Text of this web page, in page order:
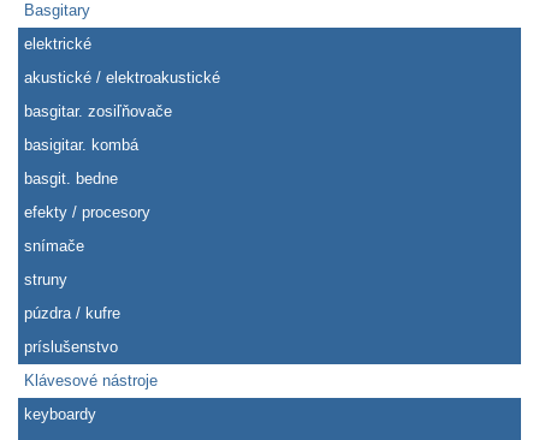
Basgitary
elektrické
akustické / elektroakustické
basgitar. zosiľňovače
basigitar. kombá
basgit. bedne
efekty / procesory
snímače
struny
púzdra / kufre
príslušenstvo
Klávesové nástroje
keyboardy